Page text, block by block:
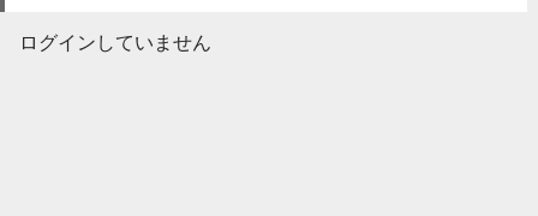
ログインしていません